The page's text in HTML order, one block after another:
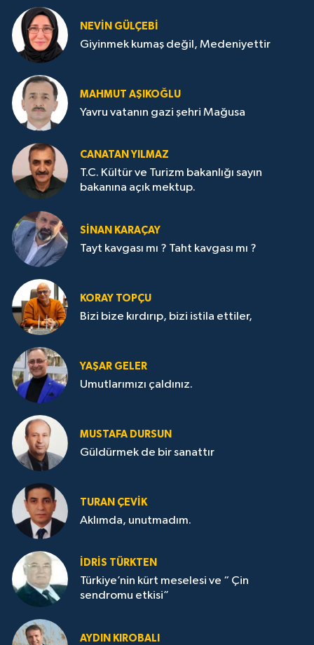
NEVİN GÜLÇEBİ
Giyinmek kumaş değil, Medeniyettir
MAHMUT AŞIKOĞLU
Yavru vatanın gazi şehri Mağusa
CANATAN YILMAZ
T.C. Kültür ve Turizm bakanlığı sayın
bakanına açık mektup.
SİNAN KARAÇAY
Tayt kavgası mı ? Taht kavgası mı ?
KORAY TOPÇU
Bizi bize kırdırıp, bizi istila ettiler,
YAŞAR GELER
Umutlarımızı çaldınız.
MUSTAFA DURSUN
Güldürmek de bir sanattır
TURAN ÇEVİK
Aklımda, unutmadım.
İDRİS TÜRKTEN
Türkiye’nin kürt meselesi ve “ Çin
sendromu etkisi”
AYDIN KIROBALI